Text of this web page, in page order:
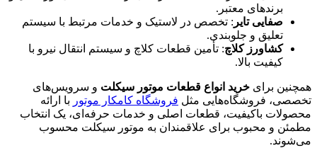
برندهای معتبر.
صفایی تایر : تخصص در لاستیک و خدمات مرتبط با سیستم
تعلیق و جلوبندی.
کشاورز کلاچ: تأمین قطعات کلاچ و سیستم انتقال نیرو با
کیفیت بالا.
همچنین برای خرید انواع قطعات موتور سیکلت و سرویس‌های
تخصصی، فروشگاه‌هایی مثل فروشگاه کامکار موتور با ارائه
محصولات باکیفیت، قطعات اصلی و خدمات حرفه‌ای، یک انتخاب
مطمئن و محبوب برای علاقمندان به موتور سیکلت محسوب
می‌شوند.